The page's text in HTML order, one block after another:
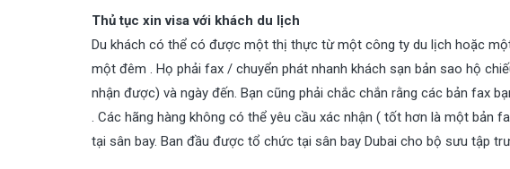
Thủ tục xin visa với khách du lịch
Du khách có thể có được một thị thực từ một công ty du lịch hoặc
một đêm . Họ phải fax / chuyển phát nhanh khách sạn bản sao hộ
nhận được) và ngày đến. Bạn cũng phải chắc chắn rằng các bản fax
. Các hãng hàng không có thể yêu cầu xác nhận ( tốt hơn là một
tại sân bay. Ban đầu được tổ chức tại sân bay Dubai cho bộ sưu tập